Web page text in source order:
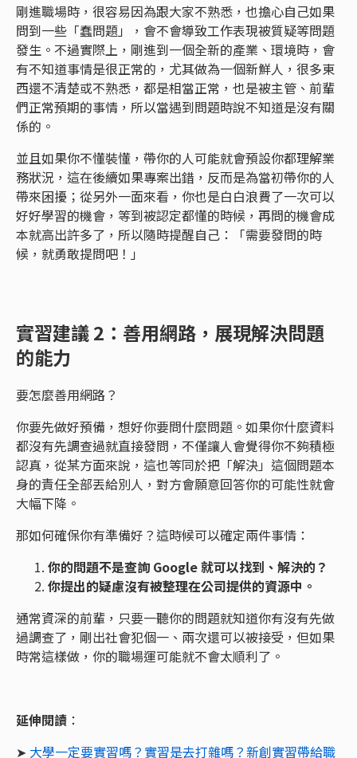
剛進職場時，很容易因為跟大家不熟悉，也擔心自己如果
問到一些「蠢問題」，會不會導致工作表現被質疑等問題
發生。不過實際上，剛進到一個全新的產業、環境時，會
有不知道事情是很正常的，尤其做為一個新鮮人，很多東
西還不清楚或不熟悉，都是相當正常，也是被主管、前輩
們正常預期的事情，所以當遇到問題時說不知道是沒有關
係的。
並且如果你不懂裝懂，帶你的人可能就會預設你都理解業
務狀況，這在後續如果專案出錯，反而是為當初帶你的人
帶來困擾；從另外一面來看，你也是白白浪費了一次可以
好好學習的機會，等到被認定都懂的時候，再問的機會成
本就高出許多了，所以隨時提醒自己：「需要發問的時
候，就勇敢提問吧！」
實習建議 2：善用網路，展現解決問題
的能力
要怎麼善用網路？
你要先做好預備，想好你要問什麼問題。如果你什麼資料
都沒有先調查過就直接發問，不僅讓人會覺得你不夠積極
認真，從某方面來說，這也等同於把「解決」這個問題本
身的責任全部丟給別人，對方會願意回答你的可能性就會
大幅下降。
那如何確保你有準備好？這時候可以確定兩件事情：
你的問題不是查詢 Google 就可以找到、解決的？
你提出的疑慮沒有被整理在公司提供的資源中。
通常資深的前輩，只要一聽你的問題就知道你有沒有先做
過調查了，剛出社會犯個一、兩次還可以被接受，但如果
時常這樣做，你的職場運可能就不會太順利了。
延伸閱讀 ：
➤ 大學一定要實習嗎？實習是去打雜嗎？新創實習帶給職